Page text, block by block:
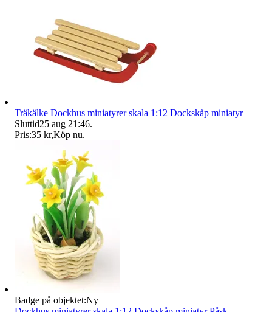
Träkälke Dockhus miniatyrer skala 1:12 Dockskåp miniatyr
Sluttid25 aug 21:46.
Pris:35 kr,Köp nu.
Badge på objektet:Ny